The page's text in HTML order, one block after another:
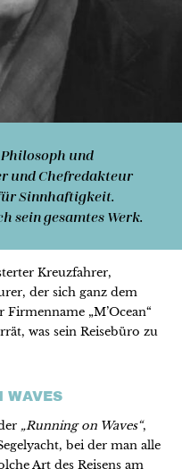
und
und Chefredakteur
für Sinnhaftigkeit.
sein gesamtes Werk.
Kreuzfahrer,
der sich ganz dem
„M’Ocean“
was sein Reisebüro zu
WAVES
„Running on Waves“,
bei der man alle
Art des Reisens am